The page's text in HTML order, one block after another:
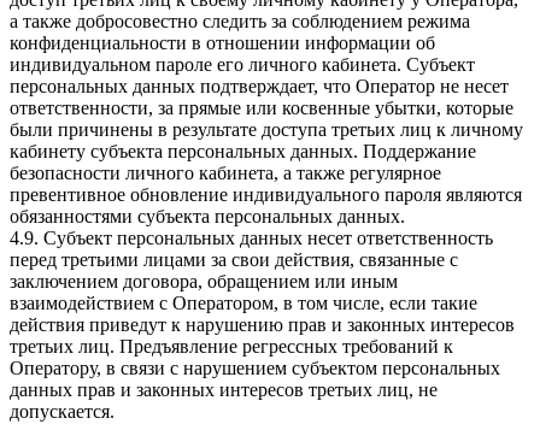
а также добросовестно следить за соблюдением режима
конфиденциальности в отношении информации об
индивидуальном пароле его личного кабинета. Субъект
персональных данных подтверждает, что Оператор не несет
ответственности, за прямые или косвенные убытки, которые
были причинены в результате доступа третьих лиц к личному
кабинету субъекта персональных данных. Поддержание
безопасности личного кабинета, а также регулярное
превентивное обновление индивидуального пароля являются
обязанностями субъекта персональных данных.
4.9. Субъект персональных данных несет ответственность
перед третьими лицами за свои действия, связанные с
заключением договора, обращением или иным
взаимодействием с Оператором, в том числе, если такие
действия приведут к нарушению прав и законных интересов
третьих лиц. Предъявление регрессных требований к
Оператору, в связи с нарушением субъектом персональных
данных прав и законных интересов третьих лиц, не
допускается.